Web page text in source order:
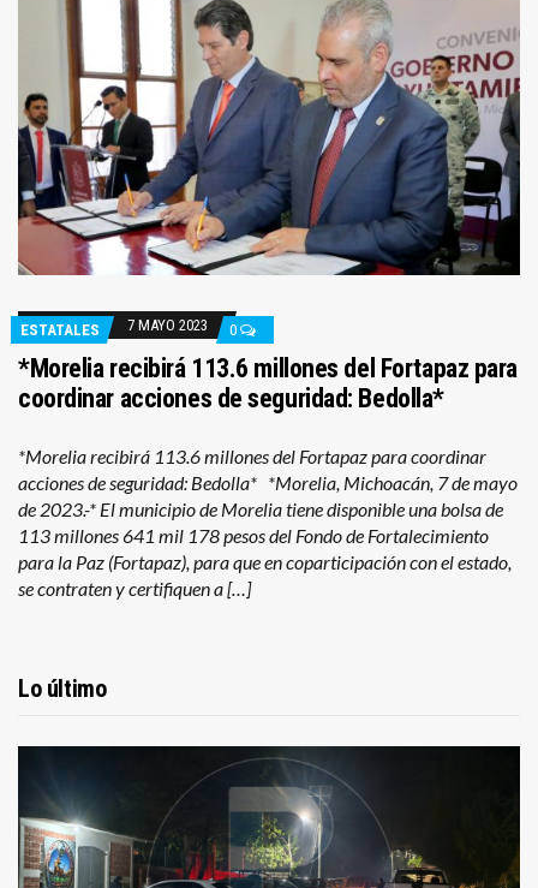
ESTATALES 7 MAYO 2023 0
*Morelia recibirá 113.6 millones del Fortapaz para
coordinar acciones de seguridad: Bedolla*
*Morelia recibirá 113.6 millones del Fortapaz para coordinar
acciones de seguridad: Bedolla* *Morelia, Michoacán, 7 de mayo
de 2023.-* El municipio de Morelia tiene disponible una bolsa de
113 millones 641 mil 178 pesos del Fondo de Fortalecimiento
para la Paz (Fortapaz), para que en coparticipación con el estado,
se contraten y certifiquen a […]
Lo último